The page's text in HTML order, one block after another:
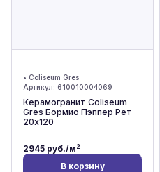
• Coliseum Gres
Артикул: 610010004069
Керамогранит Coliseum
Gres Бормио Пэппер Рет
20x120
2945 руб./м2
В корзину